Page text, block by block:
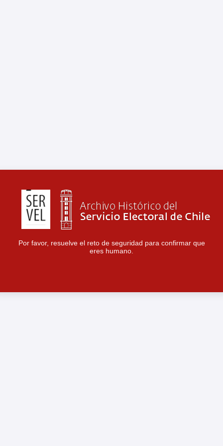
Por favor, resuelve el reto de seguridad para confirmar que
eres humano.